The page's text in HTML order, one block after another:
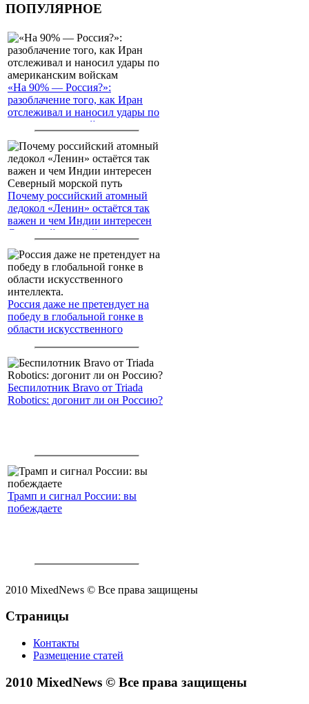
ПОПУЛЯРНОЕ
«На 90% — Россия?»:
разоблачение того, как Иран
отслеживал и наносил удары по
американским войскам
Почему российский атомный
ледокол «Ленин» остаётся так
важен и чем Индии интересен
Северный морской путь
Россия даже не претендует на
победу в глобальной гонке в
области искусственного
Беспилотник Bravo от Triada
Robotics: догонит ли он Россию?
Трамп и сигнал России: вы
побеждаете
2010 MixedNews © Все права защищены
Страницы
Контакты
Размещение статей
2010 MixedNews © Все права защищены